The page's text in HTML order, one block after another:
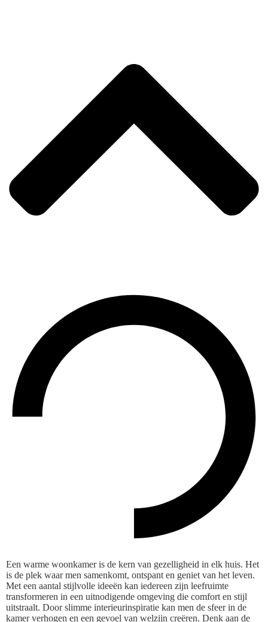
Een warme woonkamer is de kern van gezelligheid in elk huis. Het
is de plek waar men samenkomt, ontspant en geniet van het leven.
Met een aantal stijlvolle ideeën kan iedereen zijn leefruimte
transformeren in een uitnodigende omgeving die comfort en stijl
uitstraalt. Door slimme interieurinspiratie kan men de sfeer in de
kamer verhogen en een gevoel van welzijn creëren. Denk aan de